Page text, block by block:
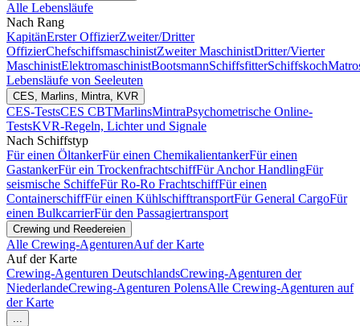
Alle Lebensläufe
Nach Rang
KapitänErster OffizierZweiter/Dritter
OffizierChefschiffsmaschinistZweiter MaschinistDritter/Vierter
MaschinistElektromaschinistBootsmannSchiffsfitterSchiffskoch
Lebensläufe von Seeleuten
CES, Marlins, Mintra, KVR
CES-TestsCES CBTMarlinsMintraPsychometrische Online-
TestsKVR-Regeln, Lichter und Signale
Nach Schiffstyp
Für einen ÖltankerFür einen ChemikalientankerFür einen
GastankerFür ein TrockenfrachtschiffFür Anchor HandlingFür
seismische SchiffeFür Ro-Ro FrachtschiffFür einen
ContainerschiffFür einen KühlschifftransportFür General CargoFür
einen BulkcarrierFür den Passagiertransport
Crewing und Reedereien
Alle Crewing-AgenturenAuf der Karte
Auf der Karte
Crewing-Agenturen DeutschlandsCrewing-Agenturen der
NiederlandeCrewing-Agenturen PolensAlle Crewing-Agenturen auf
der Karte
...